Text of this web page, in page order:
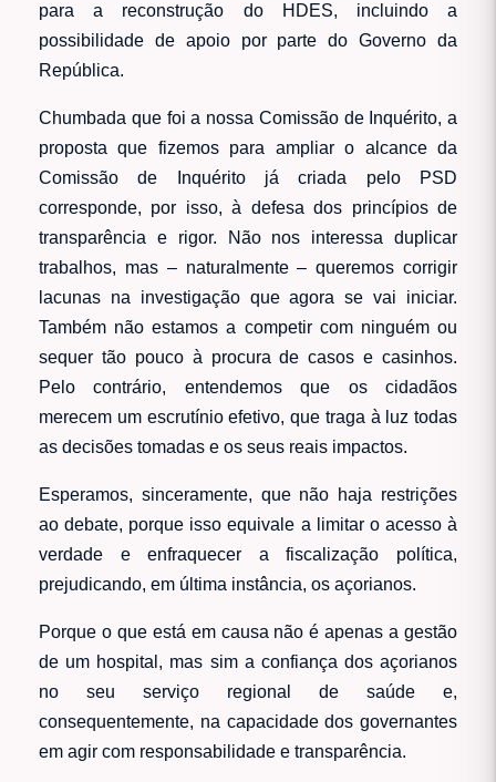
para a reconstrução do HDES, incluindo a
possibilidade de apoio por parte do Governo da
República.
Chumbada que foi a nossa Comissão de Inquérito, a
proposta que fizemos para ampliar o alcance da
Comissão de Inquérito já criada pelo PSD
corresponde, por isso, à defesa dos princípios de
transparência e rigor. Não nos interessa duplicar
trabalhos, mas – naturalmente – queremos corrigir
lacunas na investigação que agora se vai iniciar.
Também não estamos a competir com ninguém ou
sequer tão pouco à procura de casos e casinhos.
Pelo contrário, entendemos que os cidadãos
merecem um escrutínio efetivo, que traga à luz todas
as decisões tomadas e os seus reais impactos.
Esperamos, sinceramente, que não haja restrições
ao debate, porque isso equivale a limitar o acesso à
verdade e enfraquecer a fiscalização política,
prejudicando, em última instância, os açorianos.
Porque o que está em causa não é apenas a gestão
de um hospital, mas sim a confiança dos açorianos
no seu serviço regional de saúde e,
consequentemente, na capacidade dos governantes
em agir com responsabilidade e transparência.